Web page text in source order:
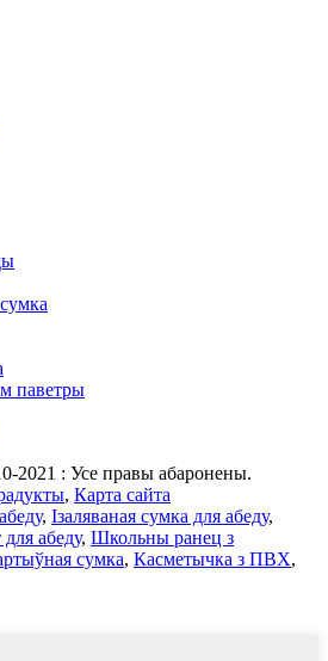
паветры
2021 : Усе правы абаронены.
, Карта сайта
, Ізаляваная сумка для абеду,
абеду, Школьны ранец з
сумка, Касметычка з ПВХ,